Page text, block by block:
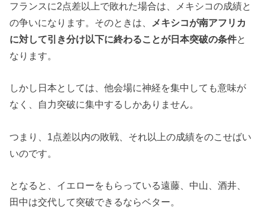
フランスに2点差以上で敗れた場合は、メキシコの成績と
の争いになります。そのときは、
メキシコが南アフリカ
に対して引き分け以下に終わることが日本突破の条件と
なります。
しかし日本としては、他会場に神経を集中しても意味が
なく、自力突破に集中するしかありません。
つまり、1点差以内の敗戦、それ以上の成績をのこせばい
いのです。
となると、イエローをもらっている遠藤、中山、酒井、
田中は交代して突破できるならベター。